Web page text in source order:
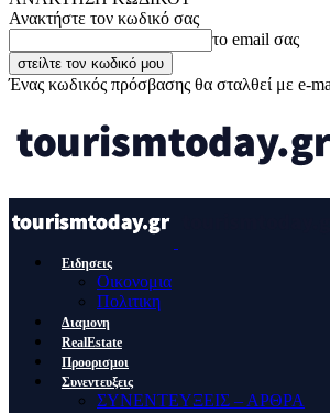
Ανακτήστε τον κωδικό σας
το email σας
Ένας κωδικός πρόσβασης θα σταλθεί με e-
Ειδησεις
Οικονομια
Πολιτικη
Διαμονη
RealEstate
Προορισμοι
Συνεντευξεις
ΣΥΝΕΝΤΕΥΞΕΙΣ – ΑΡΘΡΑ